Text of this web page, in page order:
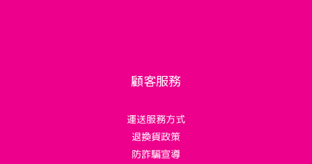
顧客服務
運送服務方式
退換貨政策
防詐騙宣導